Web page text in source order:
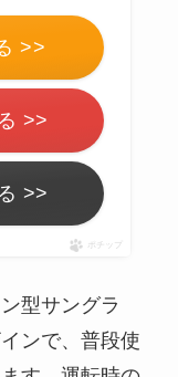
>>
>>
>>
ポチップ
型サングラ
ンで、普段使